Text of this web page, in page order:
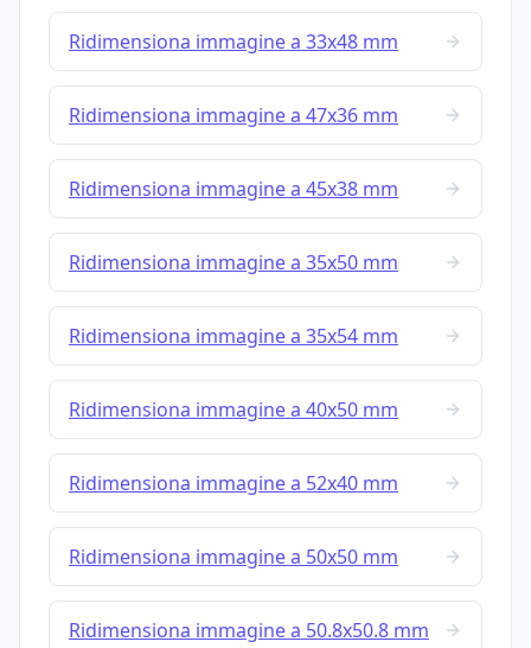
Ridimensiona immagine a 33x48 mm
Ridimensiona immagine a 47x36 mm
Ridimensiona immagine a 45x38 mm
Ridimensiona immagine a 35x50 mm
Ridimensiona immagine a 35x54 mm
Ridimensiona immagine a 40x50 mm
Ridimensiona immagine a 52x40 mm
Ridimensiona immagine a 50x50 mm
Ridimensiona immagine a 50.8x50.8 mm